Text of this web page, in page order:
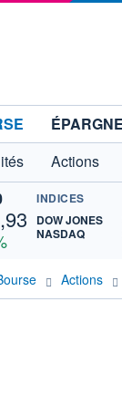
ÉPARGNE
Actions
INDICES
DOW JONES
NASDAQ
Actions